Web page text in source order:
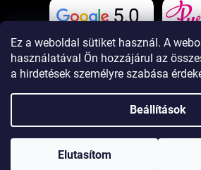
Ez a weboldal sütiket használ. A
használatával Ön hozzájárul az
a hirdetések személyre szabása
Beállítások
Elutasítom
5,0
Copyright 2026www.PUELLAillatok.hu